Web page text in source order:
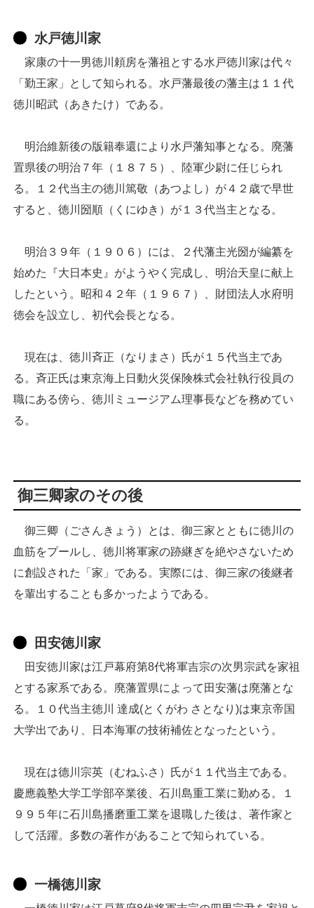
水戸徳川家
家康の十一男徳川頼房を藩祖とする水戸徳川家は代々
「勤王家」として知られる。水戸藩最後の藩主は１１代
徳川昭武（あきたけ）である。
明治維新後の版籍奉還により水戸藩知事となる。廃藩
置県後の明治７年（１８７５）、陸軍少尉に任じられ
る。１２代当主の徳川篤敬（あつよし）が４２歳で早世
すると、徳川圀順（くにゆき）が１３代当主となる。
明治３９年（１９０６）には、２代藩主光圀が編纂を
始めた『大日本史』がようやく完成し、明治天皇に献上
したという。昭和４２年（１９６７）、財団法人水府明
徳会を設立し、初代会長となる。
現在は、徳川斉正（なりまさ）氏が１５代当主であ
る。斉正氏は東京海上日動火災保険株式会社執行役員の
職にある傍ら、徳川ミュージアム理事長などを務めてい
る。
御三卿家のその後
御三卿（ごさんきょう）とは、御三家とともに徳川の
血筋をプールし、徳川将軍家の跡継ぎを絶やさないため
に創設された「家」である。実際には、御三家の後継者
を輩出することも多かったようである。
田安徳川家
田安徳川家は江戸幕府第8代将軍吉宗の次男宗武を家祖
とする家系である。廃藩置県によって田安藩は廃藩とな
る。１０代当主徳川 達成(とくがわ さとなり)は東京帝国
大学出であり、日本海軍の技術補佐となったという。
現在は德川宗英（むねふさ）氏が１１代当主である。
慶應義塾大学工学部卒業後、石川島重工業に勤める。１
９９５年に石川島播磨重工業を退職した後は、著作家と
して活躍。多数の著作があることで知られている。
一橋徳川家